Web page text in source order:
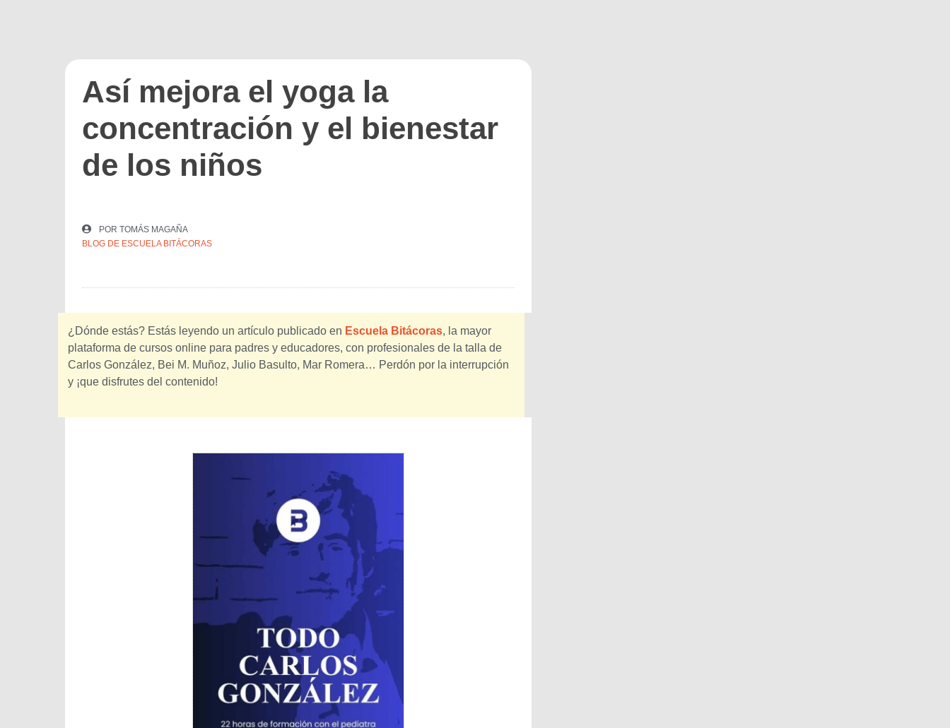
Así mejora el yoga la
concentración y el bienestar
de los niños
POR TOMÁS MAGAÑA
BLOG DE ESCUELA BITÁCORAS
¿Dónde estás? Estás leyendo un artículo publicado en Escuela Bitácoras, la mayor
plataforma de cursos online para padres y educadores, con profesionales de la talla de
Carlos González, Bei M. Muñoz, Julio Basulto, Mar Romera… Perdón por la interrupción
y ¡que disfrutes del contenido!